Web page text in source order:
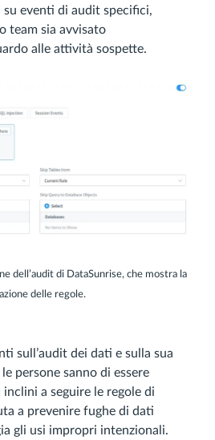
su eventi di audit specifici,
team sia avvisato
alle attività sospette.
dell’audit di DataSunrise, che mostra la
delle regole.
sull’audit dei dati e sulla sua
persone sanno di essere
a seguire le regole di
a prevenire fughe di dati
gli usi impropri intenzionali.